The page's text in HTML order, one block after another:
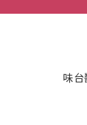
味台